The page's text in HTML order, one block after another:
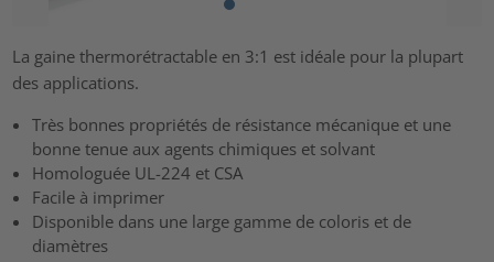
La gaine thermorétractable en 3:1 est idéale pour la plupart
des applications.
Très bonnes propriétés de résistance mécanique et une
bonne tenue aux agents chimiques et solvant
Homologuée UL-224 et CSA
Facile à imprimer
Disponible dans une large gamme de coloris et de
diamètres